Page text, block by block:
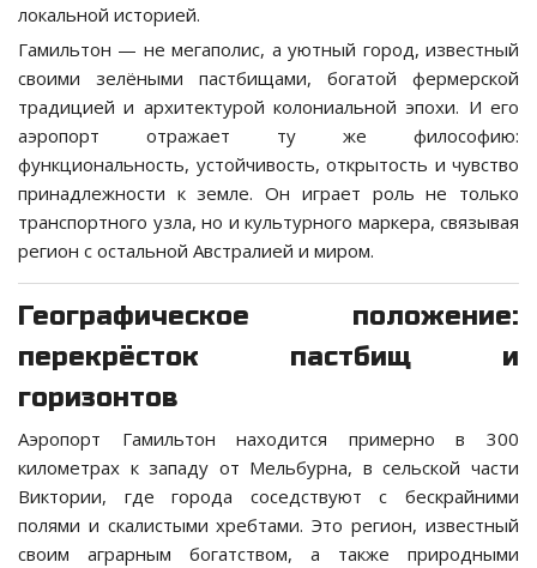
локальной историей.
Гамильтон — не мегаполис, а уютный город, известный
своими зелёными пастбищами, богатой фермерской
традицией и архитектурой колониальной эпохи. И его
аэропорт отражает ту же философию:
функциональность, устойчивость, открытость и чувство
принадлежности к земле. Он играет роль не только
транспортного узла, но и культурного маркера, связывая
регион с остальной Австралией и миром.
Географическое положение:
перекрёсток пастбищ и
горизонтов
Аэропорт Гамильтон находится примерно в 300
километрах к западу от Мельбурна, в сельской части
Виктории, где города соседствуют с бескрайними
полями и скалистыми хребтами. Это регион, известный
своим аграрным богатством, а также природными